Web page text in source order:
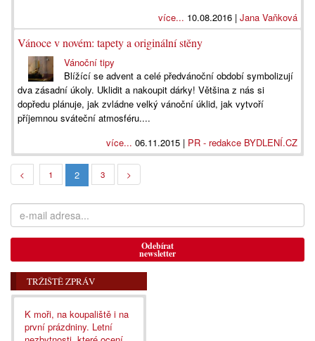
více... 10.08.2016 | Jana Vaňková
Vánoce v novém: tapety a originální stěny
Vánoční tipy
Blížící se advent a celé předvánoční období symbolizují
dva zásadní úkoly. Uklidit a nakoupit dárky! Většina z nás si
dopředu plánuje, jak zvládne velký vánoční úklid, jak vytvoří
příjemnou sváteční atmosféru....
více... 06.11.2015 | PR - redakce BYDLENÍ.CZ
< 1 2 3 >
Odebírat
newsletter
TRŽIŠTĚ ZPRÁV
K moři, na koupaliště i na
první prázdniny. Letní